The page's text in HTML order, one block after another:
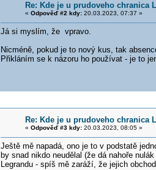
Re: Kde je u prudoveho chranica
« Odpověď #2 kdy:20.03.2023, 07:37 »
Já si myslím, že vpravo.
Nicméně, pokud je to nový kus, tak
Přikláním se k názoru ho používat - je to
Re: Kde je u prudoveho chranica
« Odpověď #3 kdy:20.03.2023, 08:05 »
Ještě mě napadá, ono je to v podstatě
by snad nikdo neudělal (že dá nahoře
Legrandu - spíš mě zaráží, že jejich